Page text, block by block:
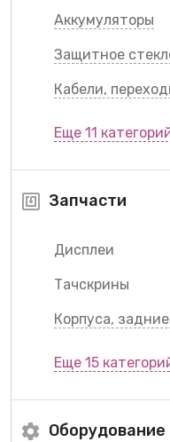
Аккумуляторы
Защитное
Кабели,
Еще 11
Запчасти
Дисплеи
Тачскрины
Корпуса,
Еще 15
Оборудование